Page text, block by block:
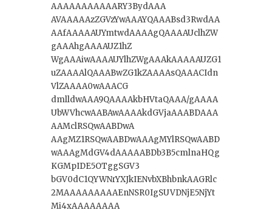
AAAAAAAAAAARY3BydAAA
AVAAAAAzZGVzYwAAAYQAAABsd3RwdAA
AAfAAAAAUYmtwdAAAAgQAAAAUclhZW
gAAAhgAAAAUZ1hZ
WgAAAiwAAAAUYlhZWgAAAkAAAAAUZG1
uZAAAAlQAAABwZG1kZAAAAsQAAACIdn
VlZAAAA0wAAACG
dmlldwAAA9QAAAAkbHVtaQAAA/gAAAA
UbWVhcwAABAwAAAAkdGVjaAAABDAAA
AAMclRSQwAABDwA
AAgMZ1RSQwAABDwAAAgMYlRSQwAABD
wAAAgMdGV4dAAAAABDb3B5cmlnaHQg
KGMpIDE5OTggSGV3
bGV0dC1QYWNrYXJkIENvbXBhbnkAAGRlc
2MAAAAAAAAAEnNSR0IgSUVDNjE5NjYt
Mi4xAAAAAAAA